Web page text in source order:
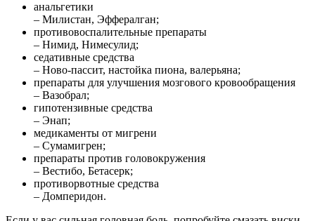
анальгетики
– Милистан, Эффералган;
противовоспалительные препараты
– Нимид, Нимесулид;
седативные средства
– Ново-пассит, настойка пиона, валерьяна;
препараты для улучшения мозгового кровообращения
– Вазобрал;
гипотензивные средства
– Энап;
медикаменты от мигрени
– Сумамигрен;
препараты против головокружения
– Вестибо, Бетасерк;
противорвотные средства
– Домперидон.